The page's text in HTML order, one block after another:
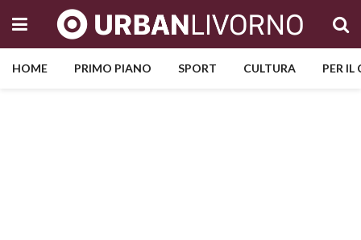
HOME PRIMO PIANO SPORT CULTURA PER